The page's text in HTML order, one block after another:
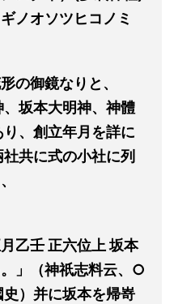
ノオソツヒコノミ
の御鏡なり と、
坂本大明神、神體
、創立年月を詳に
社共に式の小社に列
乙壬 正六位上坂本
」
（神祇志料云、○
）并に坂本を帰嵜